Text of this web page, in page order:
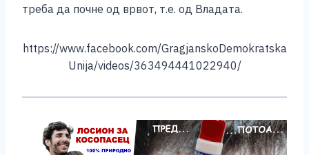
треба да почне од врвот, т.е. од Владата.
https://www.facebook.com/GragjanskoDemokratska
Unija/videos/363494441022940/